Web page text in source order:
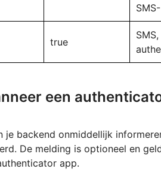
true
een
backend onmiddellijk
De melding is optioneel en
app.